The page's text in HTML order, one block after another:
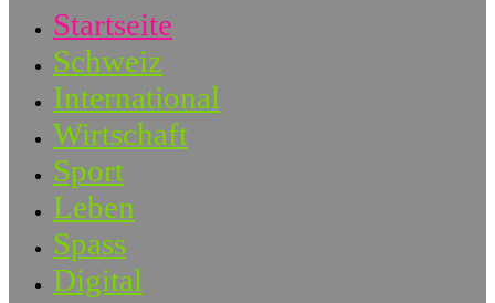
Startseite
Schweiz
International
Wirtschaft
Sport
Leben
Spass
Digital